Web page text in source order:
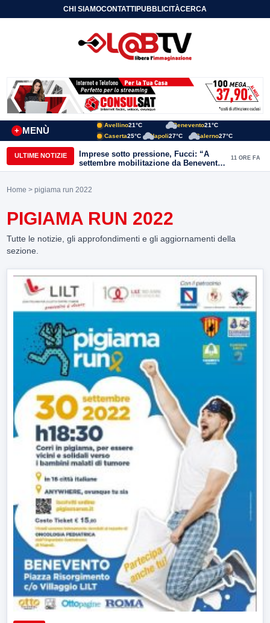
CHI SIAMOCONTATTIPUBBLICITÀCERCA
MENÙ
+
Avellino21°C Benevento21°C
Caserta25°C Napoli27°C Salerno27°C
ULTIME NOTIZIE
Imprese sotto pressione, Fucci: “A
settembre mobilitazione da Benevento
e Avellino”
11 ORE FA
Home > pigiama run 2022
PIGIAMA RUN 2022
Tutte le notizie, gli approfondimenti e gli aggiornamenti della
sezione.